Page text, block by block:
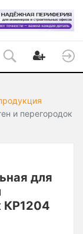
и перегородок
для
КР1204